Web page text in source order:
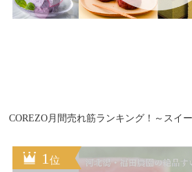
COREZO月間売れ筋ランキング！～スイ